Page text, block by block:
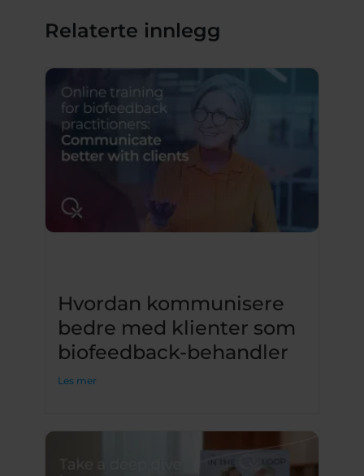
Relaterte innlegg
Hvordan kommunisere
bedre med klienter som
biofeedback-behandler
Les mer